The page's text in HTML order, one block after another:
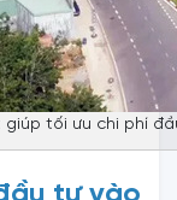
tối ưu chi phí